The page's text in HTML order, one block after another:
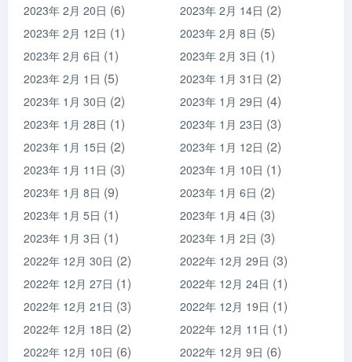
2023年 2月 20日 (6) 2023年 2月 14日 (2)
2023年 2月 12日 (1) 2023年 2月 8日 (5)
2023年 2月 6日 (1) 2023年 2月 3日 (1)
2023年 2月 1日 (5) 2023年 1月 31日 (2)
2023年 1月 30日 (2) 2023年 1月 29日 (4)
2023年 1月 28日 (1) 2023年 1月 23日 (3)
2023年 1月 15日 (2) 2023年 1月 12日 (2)
2023年 1月 11日 (3) 2023年 1月 10日 (1)
2023年 1月 8日 (9) 2023年 1月 6日 (2)
2023年 1月 5日 (1) 2023年 1月 4日 (3)
2023年 1月 3日 (1) 2023年 1月 2日 (3)
2022年 12月 30日 (2) 2022年 12月 29日 (3)
2022年 12月 27日 (1) 2022年 12月 24日 (1)
2022年 12月 21日 (3) 2022年 12月 19日 (1)
2022年 12月 18日 (2) 2022年 12月 11日 (1)
2022年 12月 10日 (6) 2022年 12月 9日 (6)